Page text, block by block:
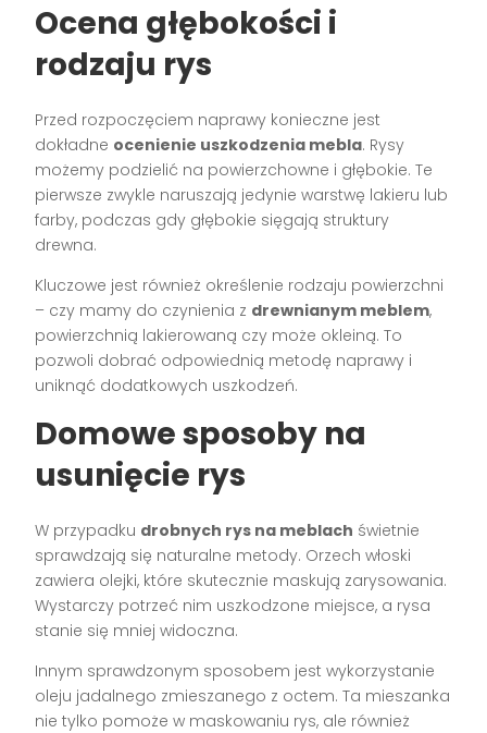
Ocena głębokości i
rodzaju rys
Przed rozpoczęciem naprawy konieczne jest
dokładne ocenienie uszkodzenia mebla. Rysy
możemy podzielić na powierzchowne i głębokie. Te
pierwsze zwykle naruszają jedynie warstwę lakieru lub
farby, podczas gdy głębokie sięgają struktury
drewna.
Kluczowe jest również określenie rodzaju powierzchni
– czy mamy do czynienia z drewnianym meblem,
powierzchnią lakierowaną czy może okleiną. To
pozwoli dobrać odpowiednią metodę naprawy i
uniknąć dodatkowych uszkodzeń.
Domowe sposoby na
usunięcie rys
W przypadku drobnych rys na meblach świetnie
sprawdzają się naturalne metody. Orzech włoski
zawiera olejki, które skutecznie maskują zarysowania.
Wystarczy potrzeć nim uszkodzone miejsce, a rysa
stanie się mniej widoczna.
Innym sprawdzonym sposobem jest wykorzystanie
oleju jadalnego zmieszanego z octem. Ta mieszanka
nie tylko pomoże w maskowaniu rys, ale również